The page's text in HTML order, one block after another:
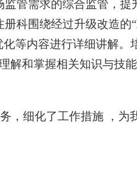
管需求的综合监管，提
科围绕经过升级改造的
等内容进行详细讲解。
解和掌握相关知识与技
，细化了工作措施 ，为